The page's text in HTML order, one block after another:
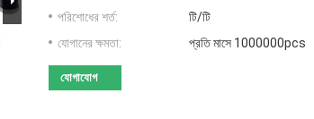
পরিশোধের শর্ত:
টি/টি
যোগানের ক্ষমতা:
প্রতি মাসে 1000000pcs
যোগাযোগ